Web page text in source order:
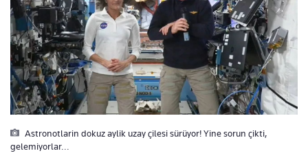
Astronotlarin dokuz aylik uzay çilesi sürüyor! Yine sorun çikti,
gelemiyorlar...